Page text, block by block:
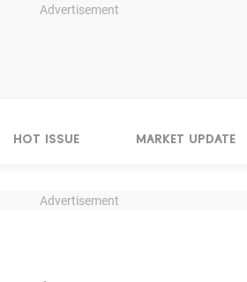
Advertisement
HOT ISSUE MARKET UPDATE
Advertisement